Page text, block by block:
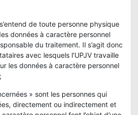
de toute personne physique
données à caractère personnel
du traitement. Il s’agit donc
avec lesquels l’UPJV travaille
les données à caractère personnel
» sont les personnes qui
directement ou indirectement et